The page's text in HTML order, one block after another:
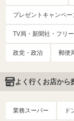
プレゼントキャンペ
TV局・新聞社・フリ
政党・政治 郵便
よく行くお店から
業務スーパー ド